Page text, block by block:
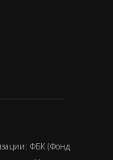
ФБК (Фонд